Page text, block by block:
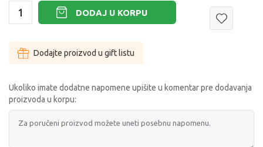
DODAJ U KORPU
Dodajte proizvod u gift listu
Ukoliko imate dodatne napomene upišite u komentar pre dodavanja
proizvoda u korpu: